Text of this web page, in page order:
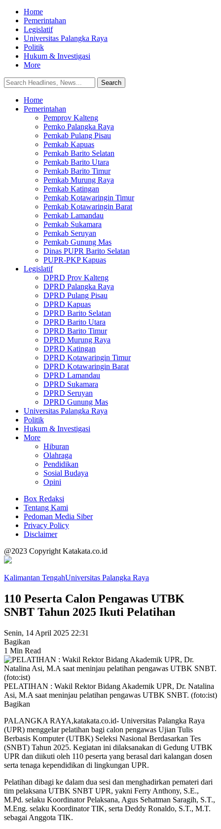
Home
Pemerintahan
Legislatif
Universitas Palangka Raya
Politik
Hukum & Investigasi
More
Home
Pemerintahan
Pemprov Kalteng
Pemko Palangka Raya
Pemkab Pulang Pisau
Pemkab Kapuas
Pemkab Barito Selatan
Pemkab Barito Utara
Pemkab Barito Timur
Pemkab Murung Raya
Pemkab Katingan
Pemkab Kotawaringin Timur
Pemkab Kotawaringin Barat
Pemkab Lamandau
Pemkab Sukamara
Pemkab Seruyan
Pemkab Gunung Mas
Dinas PUPR Barito Selatan
PUPR-PKP Kapuas
Legislatif
DPRD Prov Kalteng
DPRD Palangka Raya
DPRD Pulang Pisau
DPRD Kapuas
DPRD Barito Selatan
DPRD Barito Utara
DPRD Barito Timur
DPRD Murung Raya
DPRD Katingan
DPRD Kotawaringin Timur
DPRD Kotawaringin Barat
DPRD Lamandau
DPRD Sukamara
DPRD Seruyan
DPRD Gunung Mas
Universitas Palangka Raya
Politik
Hukum & Investigasi
More
Hiburan
Olahraga
Pendidikan
Sosial Budaya
Opini
Box Redaksi
Tentang Kami
Pedoman Media Siber
Privacy Policy
Disclaimer
@2023 Copyright Katakata.co.id
Kalimantan TengahUniversitas Palangka Raya
110 Peserta Calon Pengawas UTBK
SNBT Tahun 2025 Ikuti Pelatihan
Senin, 14 April 2025 22:31
Bagikan
1 Min Read
PELATIHAN : Wakil Rektor Bidang Akademik UPR, Dr. Natalina
Asi, M.A saat meninjau pelatihan pengawas UTBK SNBT. (foto:ist)
Bagikan
PALANGKA RAYA,katakata.co.id- Universitas Palangka Raya
(UPR) menggelar pelatihan bagi calon pengawas Ujian Tulis
Berbasis Komputer (UTBK) Seleksi Nasional Berdasarkan Tes
(SNBT) Tahun 2025. Kegiatan ini dilaksanakan di Gedung UTBK
UPR dan diikuti oleh 110 peserta yang berasal dari kalangan dosen
serta tenaga kependidikan di lingkungan UPR.
Pelatihan dibagi ke dalam dua sesi dan menghadirkan pemateri dari
tim pelaksana UTBK SNBT UPR, yakni Ferry Anthony, S.E.,
M.Pd. selaku Koordinator Pelaksana, Agus Sehatman Saragih, S.T.,
M.Eng. selaku Koordinator TIK, serta Deddy Ronaldo, S.T., M.T.
sebagai Anggota TIK.